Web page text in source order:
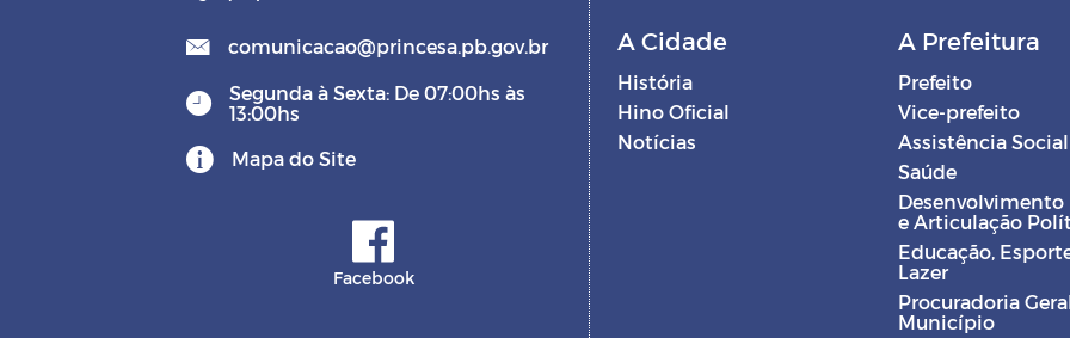
comunicacao@princesa.pb.gov.br
Segunda à Sexta: De 07:00hs às
13:00hs
Mapa do Site
Facebook
A Cidade
História
Hino Oficial
Notícias
A Prefeitura
Prefeito
Vice-prefeito
Assistência Social
Saúde
Desenvolvimento
e Articulação
Educação,
Lazer
Procuradoria
Município